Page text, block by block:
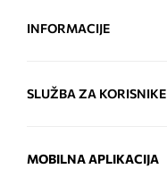
INFORMACIJE
SLUŽBA ZA KORISNIKE
MOBILNA APLIKACIJA